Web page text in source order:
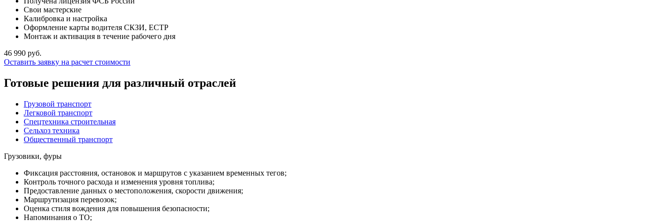
Свои мастерские
Калибровка и настройка
Оформление карты водителя СКЗИ, ЕСТР
Монтаж и активация в течение рабочего дня
46 990 руб.
Оставить заявку на расчет стоимости
Готовые решения для различный отраслей
Грузовой транспорт
Легковой транспорт
Спецтехника строительная
Сельхоз техника
Общественный транспорт
Грузовики, фуры
Фиксация расстояния, остановок и маршрутов с указанием временных тегов;
Контроль точного расхода и изменения уровня топлива;
Предоставление данных о местоположения, скорости движения;
Маршрутизация перевозок;
Оценка стиля вождения для повышения безопасности;
Напоминания о ТО;